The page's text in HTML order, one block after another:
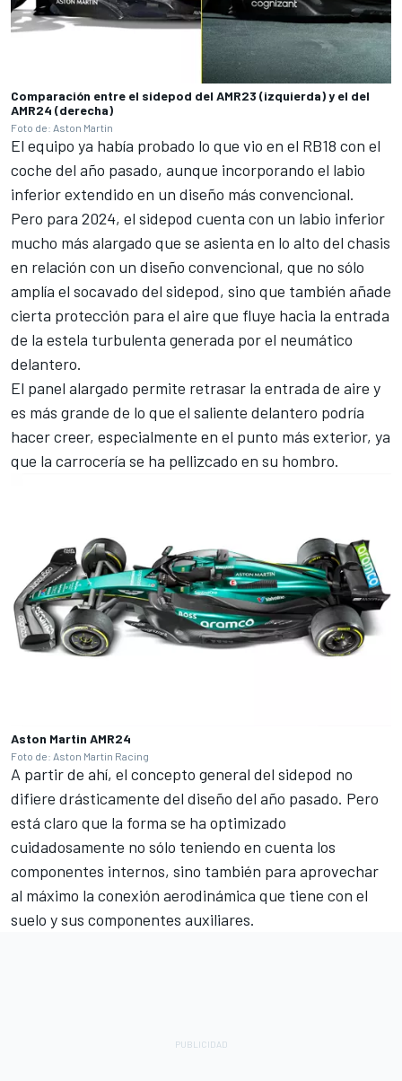
Comparación entre el sidepod del AMR23 (izquierda) y el del
AMR24 (derecha)
Foto de: Aston Martin
El equipo ya había probado lo que vio en el RB18 con el
coche del año pasado, aunque incorporando el labio
inferior extendido en un diseño más convencional.
Pero para 2024, el sidepod cuenta con un labio inferior
mucho más alargado que se asienta en lo alto del chasis
en relación con un diseño convencional, que no sólo
amplía el socavado del sidepod, sino que también añade
cierta protección para el aire que fluye hacia la entrada
de la estela turbulenta generada por el neumático
delantero.
El panel alargado permite retrasar la entrada de aire y
es más grande de lo que el saliente delantero podría
hacer creer, especialmente en el punto más exterior, ya
que la carrocería se ha pellizcado en su hombro.
Aston Martin AMR24
Foto de: Aston Martin Racing
A partir de ahí, el concepto general del sidepod no
difiere drásticamente del diseño del año pasado. Pero
está claro que la forma se ha optimizado
cuidadosamente no sólo teniendo en cuenta los
componentes internos, sino también para aprovechar
al máximo la conexión aerodinámica que tiene con el
suelo y sus componentes auxiliares.